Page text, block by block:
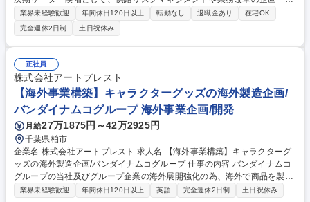
進をご担当いただきます。※入社後約2年間の手厚いOJTを通じて、一人
立ちフォローします ■調達における業務改革の企画立案および推進■サプ
ライチェーン全体を俯瞰したBCPリスクの特定と対策実行■原材料不足、
地政学リスク等に対する供給リスクマネジメント■サプライヤーに対する
タフな条件交渉と強固な関係構築の両立 調達・物流のご経験は不問です！
市場や顧客・社内との交渉を行い、仕組みづくりを自ら主導してくださる
方を求めています。 募集職種 【半導体購買/調達業務改善】調達経験不
問！幕張オフィス/リーダー候補◎
業界未経験歓迎 年間休日120日以上 転勤なし 退職金あり
在宅OK
完全週休2日制
土日祝休み
正社員
株式会社アートプレスト
【海外事業構築】キャラクターグッズの海外製造企画/
バンダイナムコグループ 海外事業企画/開発
月給27万1875円～42万2925円
千葉県柏市
企業名 株式会社アートプレスト 求人名 【海外事業構築】キャラクターグ
ッズの海外製造企画/バンダイナムコグループ 仕事の内容 バンダイナムコ
グループの当社及びグループ企業の海外展開強化の為、海外で商品を製造
し販売することを目標に、現地での生産現場捜索・構築業務をメインに、
業界未経験歓迎 年間休日120日以上 英語 完全週休2日制 土日祝休み